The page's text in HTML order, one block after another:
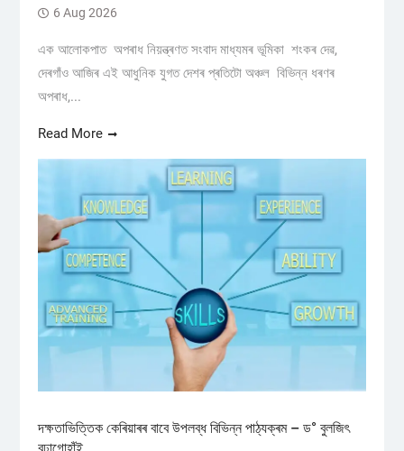
6 Aug 2026
এক আলোকপাত অপৰাধ নিয়ন্ত্ৰণত সংবাদ মাধ্যমৰ ভূমিকা শংকৰ দেৱ,
দেৰগাঁও আজিৰ এই আধুনিক যুগত দেশৰ প্ৰতিটো অঞ্চল বিভিন্ন ধৰণৰ
অপৰাধ,...
Read More
দক্ষতাভিত্তিক কেৰিয়াৰৰ বাবে উপলব্ধ বিভিন্ন পাঠ্যক্ৰম – ড° বুলজিৎ